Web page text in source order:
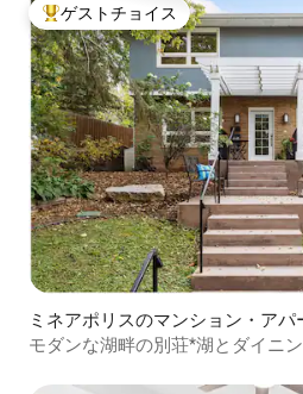
大好評のゲストチョイスです。
ゲストチョイス
ミネアポリスのマンション・アパ
モダンな湖畔の別荘*湖とダイニ